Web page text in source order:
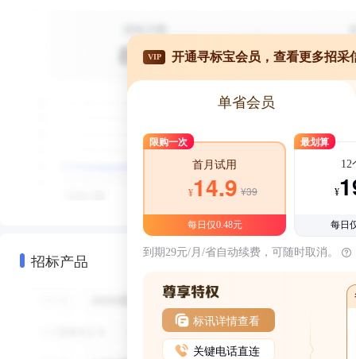
招标产品
VIP 开通寻标宝会员，查看更多招采
单省会员
限购一次
首月试用
¥14.9 ¥39
每日仅0.48元
最划算
12
¥
每日
到期29元/月/省自动续费，可随时取消。
标讯详情查看
关键电话直连